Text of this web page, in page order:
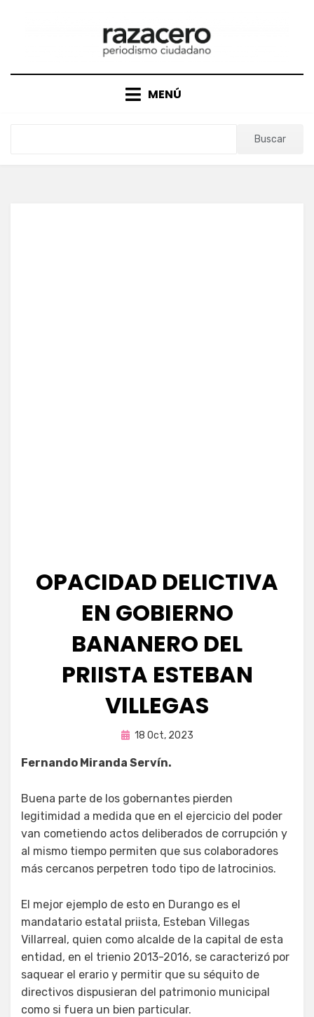
MENÚ
Buscar
OPACIDAD DELICTIVA
EN GOBIERNO
BANANERO DEL
PRIISTA ESTEBAN
VILLEGAS
porFernando Miranda Servín
Publicada
18 Oct, 2023
Fernando Miranda Servín.
Buena parte de los gobernantes pierden
legitimidad a medida que en el ejercicio del poder
van cometiendo actos deliberados de corrupción y
al mismo tiempo permiten que sus colaboradores
más cercanos perpetren todo tipo de latrocinios.
El mejor ejemplo de esto en Durango es el
mandatario estatal priista, Esteban Villegas
Villarreal, quien como alcalde de la capital de esta
entidad, en el trienio 2013-2016, se caracterizó por
saquear el erario y permitir que su séquito de
directivos dispusieran del patrimonio municipal
como si fuera un bien particular.